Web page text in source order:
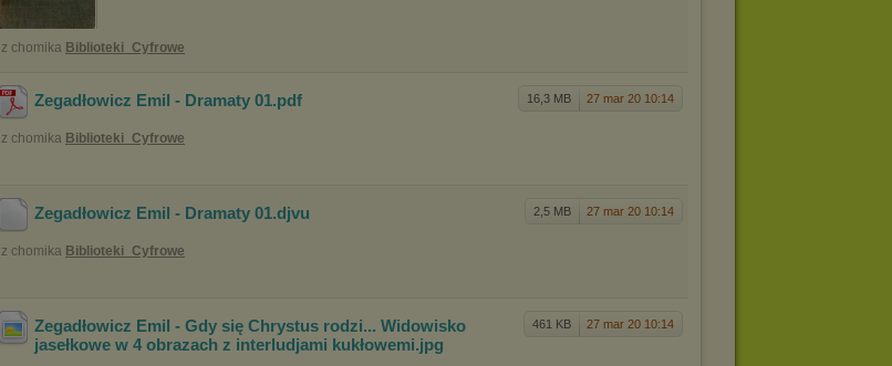
z chomika Biblioteki_Cyfrowe
16,3 MB 27 mar 20 10:14
Zegadłowicz Emil - Dramaty 01.pdf
z chomika Biblioteki_Cyfrowe
2,5 MB 27 mar 20 10:14
Zegadłowicz Emil - Dramaty 01.djvu
z chomika Biblioteki_Cyfrowe
461 KB 27 mar 20 10:14
Zegadłowicz Emil - Gdy się Chrystus rodzi... Widowisko
jasełkowe w 4 obrazach z interludjami kukłowemi.jpg